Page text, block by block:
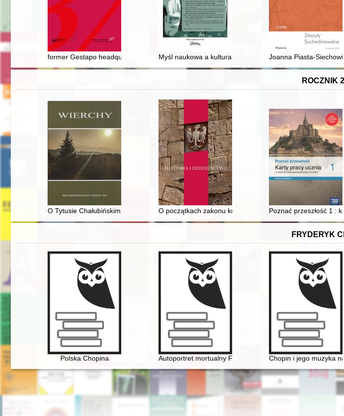
former Gestapo headquarters and the Provincial Office of Public Security in Anstadt avenue
Myśl naukowa a kultura materialna : o strategiach
Joanna Piasta-
ROCZNIK
O Tytusie Chałubińskim i innych w "Roczniku Podhalańskim" za rok 2020
O początkach zakonu krzyżackiego Poznać przeszłość 1 :
FRYDERYK
Polska Chopina Autoportret mortualny Fryderyka Chopina. Próba analizy
Chopin i jego muzyka